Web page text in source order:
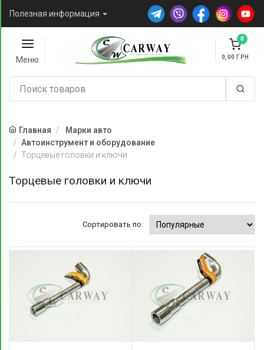
Полезная информация
Меню
0
0,00
Главная
Марки авто
Автоинструмент и оборудование
Торцевые головки и ключи
Торцевые головки и ключи
Сортировать по: